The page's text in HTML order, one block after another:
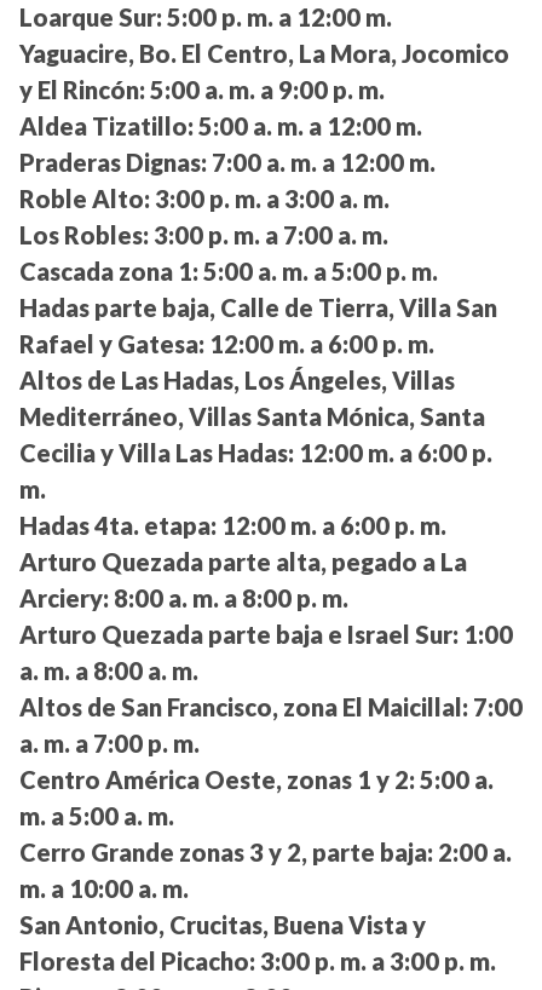
Loarque Sur: 5:00 p. m. a 12:00 m.
Yaguacire, Bo. El Centro, La Mora, Jocomico
y El Rincón: 5:00 a. m. a 9:00 p. m.
Aldea Tizatillo: 5:00 a. m. a 12:00 m.
Praderas Dignas: 7:00 a. m. a 12:00 m.
Roble Alto: 3:00 p. m. a 3:00 a. m.
Los Robles: 3:00 p. m. a 7:00 a. m.
Cascada zona 1: 5:00 a. m. a 5:00 p. m.
Hadas parte baja, Calle de Tierra, Villa San
Rafael y Gatesa: 12:00 m. a 6:00 p. m.
Altos de Las Hadas, Los Ángeles, Villas
Mediterráneo, Villas Santa Mónica, Santa
Cecilia y Villa Las Hadas: 12:00 m. a 6:00 p.
m.
Hadas 4ta. etapa: 12:00 m. a 6:00 p. m.
Arturo Quezada parte alta, pegado a La
Arciery: 8:00 a. m. a 8:00 p. m.
Arturo Quezada parte baja e Israel Sur: 1:00
a. m. a 8:00 a. m.
Altos de San Francisco, zona El Maicillal: 7:00
a. m. a 7:00 p. m.
Centro América Oeste, zonas 1 y 2: 5:00 a.
m. a 5:00 a. m.
Cerro Grande zonas 3 y 2, parte baja: 2:00 a.
m. a 10:00 a. m.
San Antonio, Crucitas, Buena Vista y
Floresta del Picacho: 3:00 p. m. a 3:00 p. m.